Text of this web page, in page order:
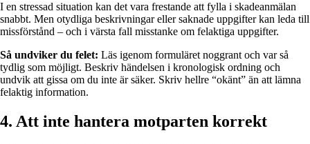
I en stressad situation kan det vara frestande att fylla i skadeanmälan
snabbt. Men otydliga beskrivningar eller saknade uppgifter kan leda till
missförstånd – och i värsta fall misstanke om felaktiga uppgifter.
Så undviker du felet: Läs igenom formuläret noggrant och var så
tydlig som möjligt. Beskriv händelsen i kronologisk ordning och
undvik att gissa om du inte är säker. Skriv hellre “okänt” än att lämna
felaktig information.
4. Att inte hantera motparten korrekt